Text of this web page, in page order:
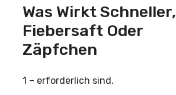
Was Wirkt Schneller,
Fiebersaft Oder
Zäpfchen
1 – erforderlich sind.